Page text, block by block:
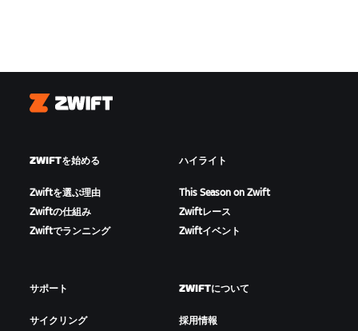
Zwift
ZWIFTを始める
Zwiftを選ぶ理由
Zwiftの仕組み
Zwiftでランニング
ハイライト
This Season on Zwift
Zwiftレース
Zwiftイベント
サポート
サイクリング
ZWIFTについて
採用情報